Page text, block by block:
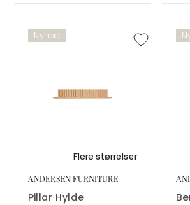
Nyhed
Flere størrelser
ANDERSEN FURNITURE
Pillar Hylde